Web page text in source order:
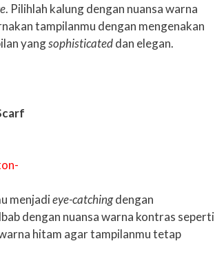
. Pilihlah kalung dengan nuansa warna
tampilanmu dengan mengenakan
yangsophisticateddan elegan.
menjadieye-catchingdengan
dengan nuansa warna kontras seperti
hitam agar tampilanmu tetap